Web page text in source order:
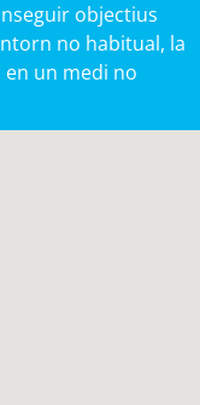
objectius
no habitual, la
un medi no